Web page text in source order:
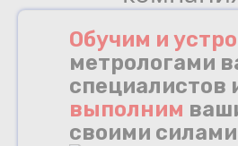
Обучим и
метрологами
специалистов
выполним
своими силами